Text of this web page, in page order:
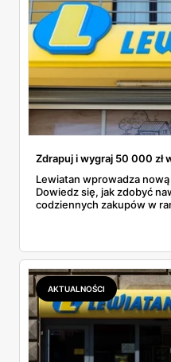
Zdrapuj i wygraj 50 000 zł
Lewiatan wprowadza
Dowiedz się, jak zdobyć
codziennych zakupów w
AKTUALNOŚCI